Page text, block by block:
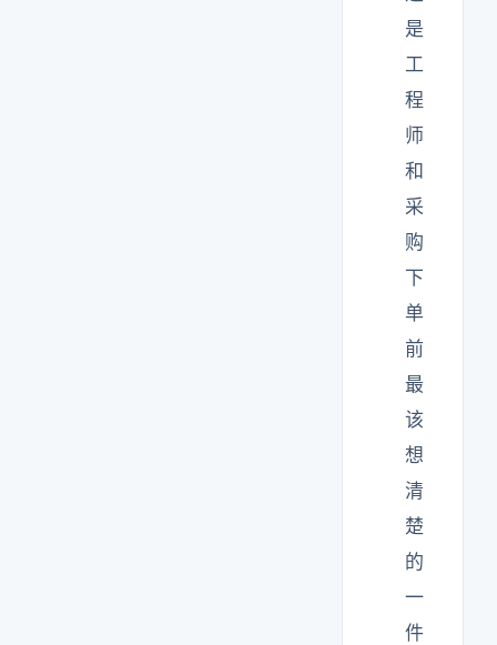
是
工
程
师
和
采
购
下
单
前
最
该
想
清
楚
的
一
件